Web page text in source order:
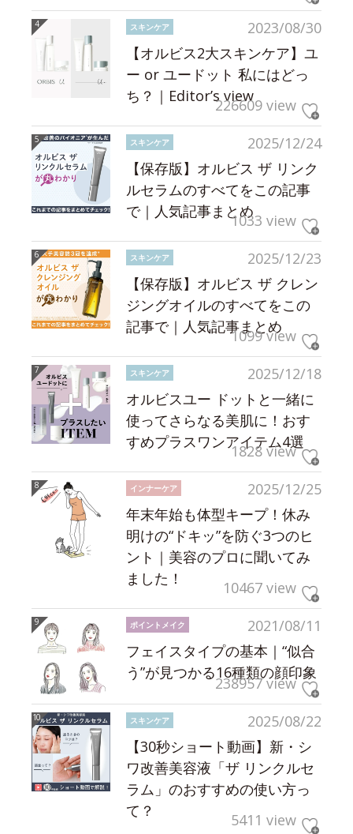
2023/08/30
スキンケア
【オルビス2大スキンケア】ユ
ー or ユードット 私にはどっ
ち？｜Editor’s view226609 view
2025/12/24
スキンケア
【保存版】オルビス ザ リンク
ルセラムのすべてをこの記事
で｜人気記事まとめ1033 view
2025/12/23
スキンケア
【保存版】オルビス ザ クレン
ジングオイルのすべてをこの
記事で｜人気記事まとめ
1099 view
2025/12/18
スキンケア
オルビスユー ドットと一緒に
使ってさらなる美肌に！おす
すめプラスワンアイテム4選
1828 view
2025/12/25
インナーケア
年末年始も体型キープ！休み
明けの“ドキッ”を防ぐ3つのヒ
ント｜美容のプロに聞いてみ
ました！
10467 view
2021/08/11
ポイントメイク
フェイスタイプの基本｜“似合
う”が見つかる16種類の顔印象
238957 view
2025/08/22
スキンケア
【30秒ショート動画】新・シ
ワ改善美容液「ザ リンクルセ
ラム」のおすすめの使い方っ
て？
5411 view